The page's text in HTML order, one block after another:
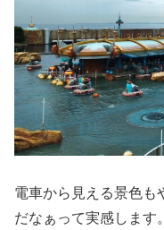
電車から見える景色も
だなぁって実感します。